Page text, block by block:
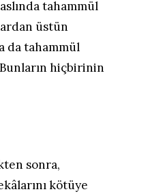
tahammül
üstün
da tahammül
hiçbirinin
sonra,
kötüye